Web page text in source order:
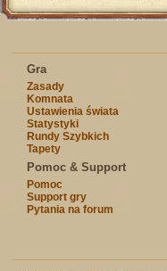
Gra
Zasady
Komnata
Ustawienia świata
Statystyki
Rundy Szybkich
Tapety
Pomoc & Support
Pomoc
Support gry
Pytania na forum